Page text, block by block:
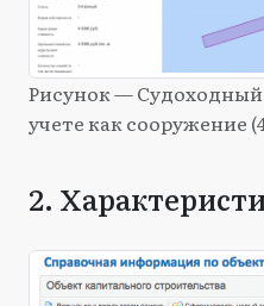
Рисунок — Судоходный
учете как сооружение
2.